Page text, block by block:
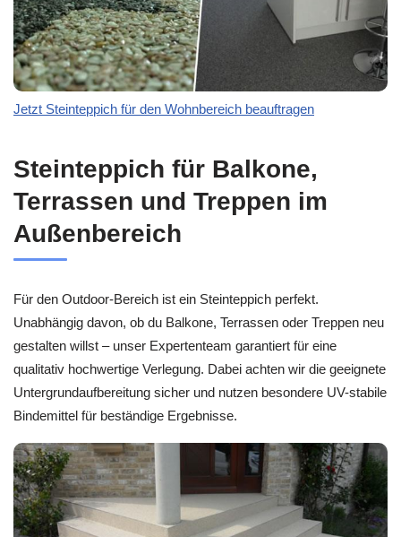
Jetzt Steinteppich für den Wohnbereich beauftragen
Steinteppich für Balkone,
Terrassen und Treppen im
Außenbereich
Für den Outdoor-Bereich ist ein Steinteppich perfekt.
Unabhängig davon, ob du Balkone, Terrassen oder Treppen neu
gestalten willst – unser Expertenteam garantiert für eine
qualitativ hochwertige Verlegung. Dabei achten wir die geeignete
Untergrundaufbereitung sicher und nutzen besondere UV-stabile
Bindemittel für beständige Ergebnisse.